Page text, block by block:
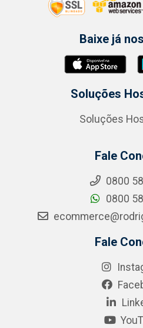
Baixe já
Soluções
Soluções
Fale
0800
0800
Fale